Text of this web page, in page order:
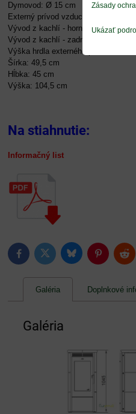
Dymovod: Ø 15 cm
Externý prívod vzduchu: nie
Vývod z kachlí - horná (os): 141,5
Vývod z kachlí - zadná (os): nie
Výška hrdla externého prívodu
Šírka: 49,5 cm
Hĺbka: 45 cm
Výška: 104,5 cm
Na stiahnutie:
Informačný list
FacebookTwitter BlueskyPinterest
Galéria Doplnkové
Galéria
Zásady
Ukázať